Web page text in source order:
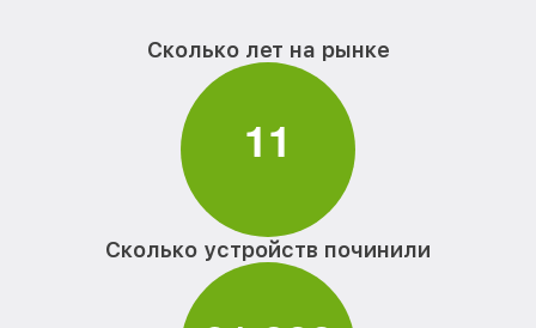
Сколько лет на рынке
11
Сколько устройств починили